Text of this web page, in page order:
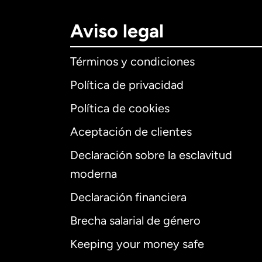
Aviso legal
Términos y condiciones
Política de privacidad
Política de cookies
Aceptación de clientes
Declaración sobre la esclavitud
moderna
Declaración financiera
Brecha salarial de género
Keeping your money safe
Internacional
Alemania